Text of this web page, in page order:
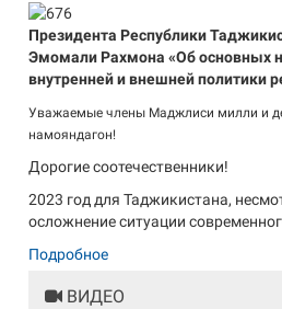
Президента Республики
Эмомали Рахмона «Об основных
внутренней и внешней политики
Уважаемые члены Маджлиси милли и
намояндагон!
Дорогие соотечественники!
2023 год для Таджикистана,
осложнение ситуации
Подробное
ВИДЕО